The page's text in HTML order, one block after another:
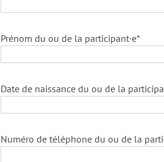
Prénom du ou de la participant·e*
Date de naissance du ou de la
Numéro de téléphone du ou de la